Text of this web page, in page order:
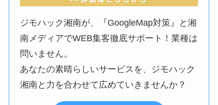
ジモハック湘南が、『GoogleMap対策』と湘
南メディアでWEB集客徹底サポート！業種は
問いません。
あなたの素晴らしいサービスを、ジモハック
湘南と力を合わせて広めていきませんか？